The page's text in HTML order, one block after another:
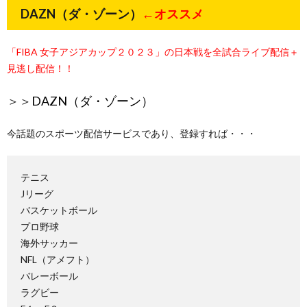
DAZN（ダ・ゾーン） ←オススメ
「FIBA 女子アジアカップ２０２３」の日本戦を全試合ライブ配信＋
見逃し配信！！
＞＞ DAZN（ダ・ゾーン）
今話題のスポーツ配信サービスであり、登録すれば・・・
テニス
Jリーグ
バスケットボール
プロ野球
海外サッカー
NFL（アメフト）
バレーボール
ラグビー